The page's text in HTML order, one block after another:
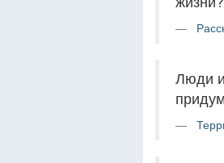
Люди